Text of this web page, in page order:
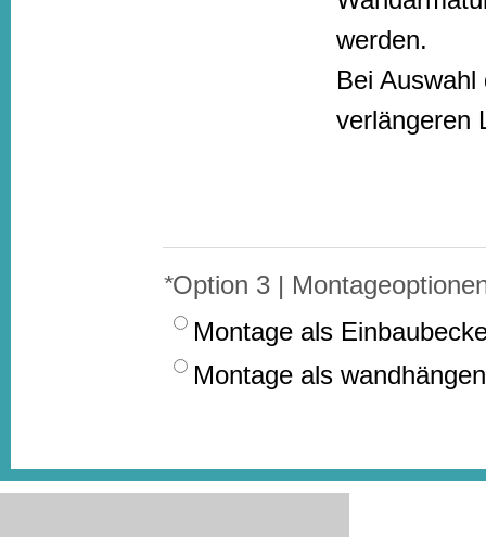
werden.
Bei
verlängeren
*Option 3 |
Montage als
Montage als